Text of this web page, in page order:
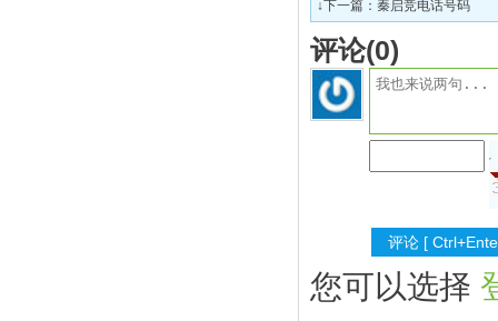
↓下一篇： 秦启竞电话号码
评论(0)
您可以选择